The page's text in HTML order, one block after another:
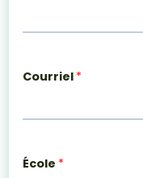
Courriel *
École *